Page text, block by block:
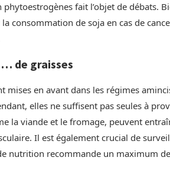
fait l’objet de débats.
consommation de soja en cas de
de graisses
mises en avant dans les régimes
elles ne suffisent pas seules à
la viande et le fromage, peuvent
Il est également crucial de
nutrition recommande un maximum